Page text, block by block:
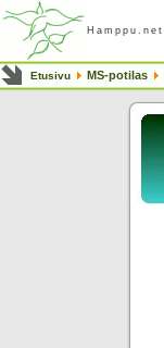
Hamppu.net
Etusivu MS-potilas